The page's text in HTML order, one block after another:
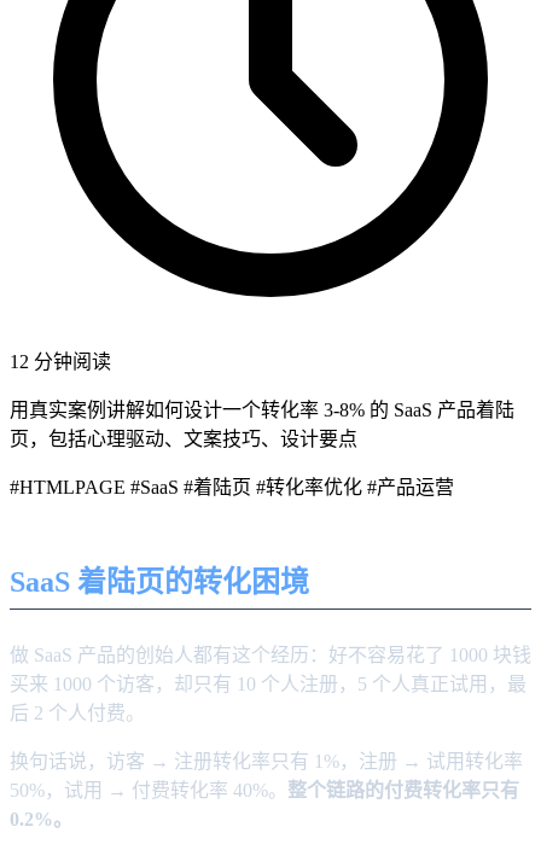
12 分钟阅读
用真实案例讲解如何设计一个转化率 3-8% 的 SaaS 产品着陆
页，包括心理驱动、文案技巧、设计要点
#HTMLPAGE #SaaS #着陆页 #转化率优化 #产品运营
SaaS 着陆页的转化困境
做 SaaS 产品的创始人都有这个经历：好不容易花了 1000 块钱
买来 1000 个访客，却只有 10 个人注册，5 个人真正试用，最
后 2 个人付费。
换句话说，访客 → 注册转化率只有 1%，注册 → 试用转化率
50%，试用 → 付费转化率 40%。 整个链路的付费转化率只有
0.2%。